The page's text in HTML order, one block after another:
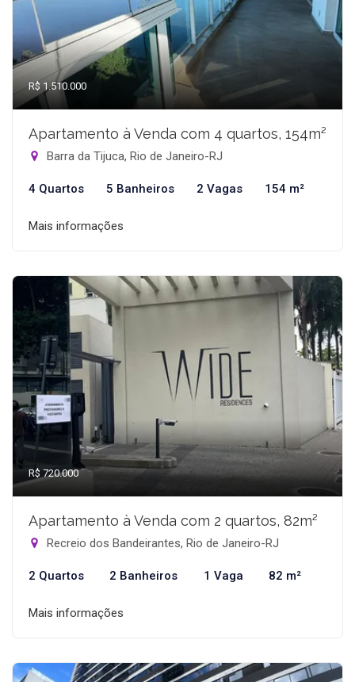
R$ 1.510.000
Apartamento à Venda com 4 quartos, 154m²
Barra da Tijuca, Rio de Janeiro-RJ
4 Quartos 5 Banheiros 2 Vagas 154 m²
Mais informações
R$ 720.000
Apartamento à Venda com 2 quartos, 82m²
Recreio dos Bandeirantes, Rio de Janeiro-RJ
2 Quartos 2 Banheiros 1 Vaga 82 m²
Mais informações